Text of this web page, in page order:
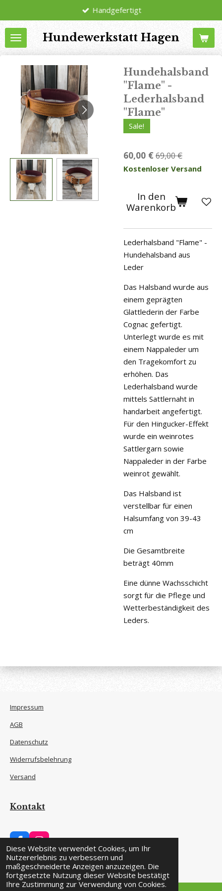
Diese Website verwendet Cookies, um Ihr
Nutzererlebnis zu verbessern und
maßgeschneiderte Anzeigen anzuzeigen. Die
fortgesetzte Nutzung dieser Website bestätigt
Ihre Zustimmung zur Verwendung von Cookies.
Hauptinhalt
springen
Hundewerkstatt Hagen
Handgefertigt
Hundehalsband
"Flame" -
Lederhalsband
"Flame"
Sale!
60,00 € 69,00 €
Kostenloser Versand
In den
Warenkorb
Lederhalsband "Flame" -
Hundehalsband aus
Leder
Das Halsband wurde aus
einem geprägten
Glattlederin der Farbe
Cognac gefertigt.
Unterlegt wurde es mit
einem Nappaleder um
den Tragekomfort zu
erhöhen. Das
Lederhalsband wurde
mittels Sattlernaht in
handarbeit angefertigt.
Für den Hingucker-Effekt
wurde ein weinrotes
Sattlergarn sowie
Nappaleder in der Farbe
weinrot gewählt.
Das Halsband ist
verstellbar für einen
Halsumfang von 39-43
cm
Die Gesamtbreite
beträgt 40mm
Eine dünne Wachsschicht
sorgt für die Pflege und
Wetterbeständigkeit des
Leders.
Impressum
AGB
Datenschutz
Widerrufsbelehrung
Versand
Kontakt
a
c
e
b
I
n
s
t
a
© 2024 - 2026 Hundewerkstatt Hagen
Mit Unterstützung von Webador